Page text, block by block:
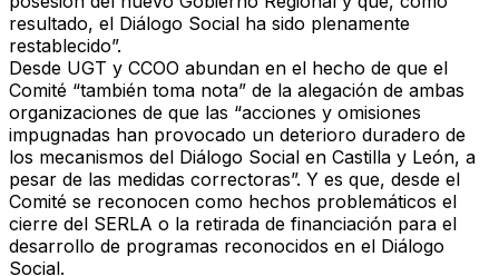
resultado, el Diálogo Social ha sido plenamente
restablecido”.
Desde UGT y CCOO abundan en el hecho de que el
Comité “también toma nota” de la alegación de ambas
organizaciones de que las “acciones y omisiones
impugnadas han provocado un deterioro duradero de
los mecanismos del Diálogo Social en Castilla y León, a
pesar de las medidas correctoras”. Y es que, desde el
Comité se reconocen como hechos problemáticos el
cierre del SERLA o la retirada de financiación para el
desarrollo de programas reconocidos en el Diálogo
Social.